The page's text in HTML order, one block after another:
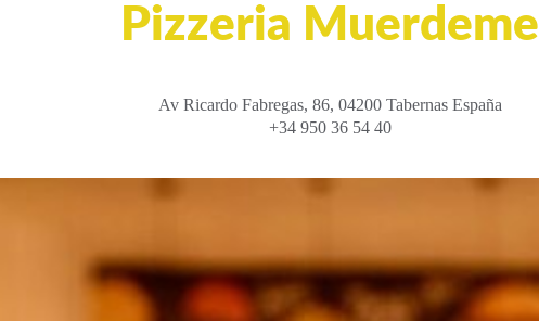
Pizzeria Muerdeme
Av Ricardo Fabregas, 86, 04200 Tabernas España
+34 950 36 54 40